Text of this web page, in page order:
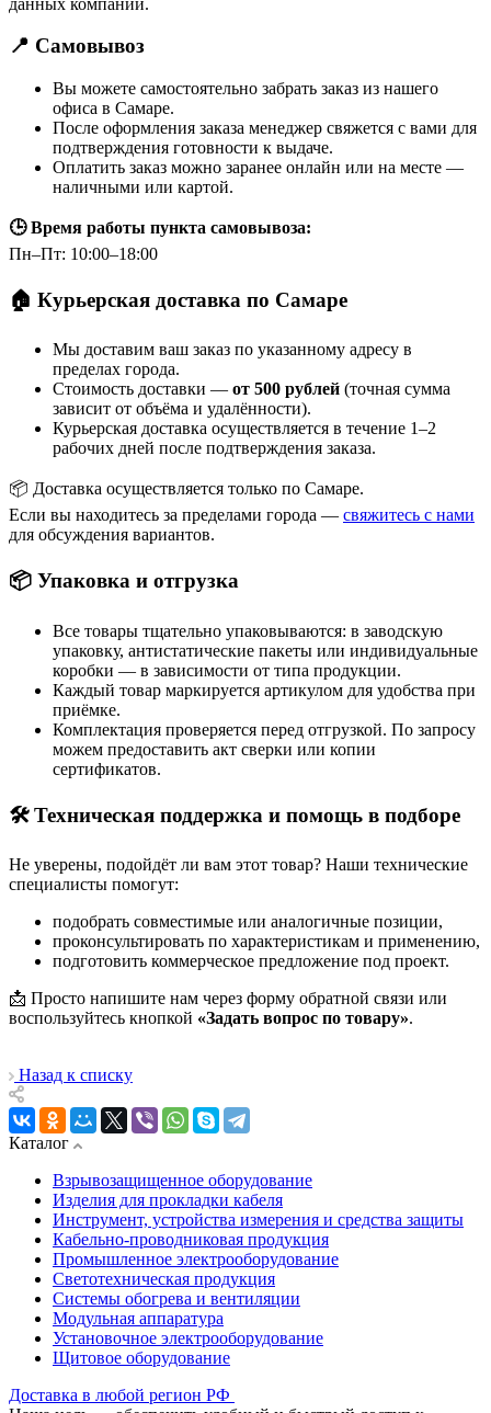
📍 Самовывоз
Вы можете самостоятельно забрать заказ из нашего
офиса в Самаре.
После оформления заказа менеджер свяжется с вами для
подтверждения готовности к выдаче.
Оплатить заказ можно заранее онлайн или на месте —
наличными или картой.
🕒 Время работы пункта самовывоза:
Пн–Пт: 10:00–18:00
🏠 Курьерская доставка по Самаре
Мы доставим ваш заказ по указанному адресу в
пределах города.
Стоимость доставки — от 500 рублей (точная сумма
зависит от объёма и удалённости).
Курьерская доставка осуществляется в течение 1–2
рабочих дней после подтверждения заказа.
📦 Доставка осуществляется только по Самаре.
Если вы находитесь за пределами города — свяжитесь с нами
для обсуждения вариантов.
📦 Упаковка и отгрузка
Все товары тщательно упаковываются: в заводскую
упаковку, антистатические пакеты или индивидуальные
коробки — в зависимости от типа продукции.
Каждый товар маркируется артикулом для удобства при
приёмке.
Комплектация проверяется перед отгрузкой. По запросу
можем предоставить акт сверки или копии
сертификатов.
🛠 Техническая поддержка и помощь в подборе
Не уверены, подойдёт ли вам этот товар? Наши технические
специалисты помогут:
подобрать совместимые или аналогичные позиции,
проконсультировать по характеристикам и применению,
подготовить коммерческое предложение под проект.
📩 Просто напишите нам через форму обратной связи или
воспользуйтесь кнопкой «Задать вопрос по товару».
Назад к списку
Каталог
Взрывозащищенное оборудование
Изделия для прокладки кабеля
Инструмент, устройства измерения и средства защиты
Кабельно-проводниковая продукция
Промышленное электрооборудование
Светотехническая продукция
Системы обогрева и вентиляции
Модульная аппаратура
Установочное электрооборудование
Щитовое оборудование
Доставка в любой регион РФ